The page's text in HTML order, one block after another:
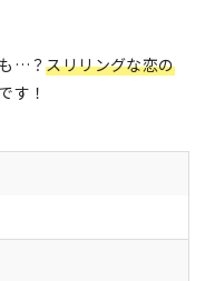
…？スリリングな恋の
す！